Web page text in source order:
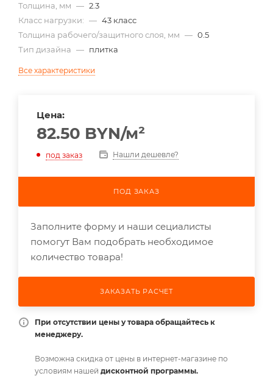
Толщина, мм — 2.3
Класс нагрузки: — 43 класс
Толщина рабочего/защитного слоя, мм — 0.5
Тип дизайна — плитка
Все характеристики
Цена:
82.50 BYN/м²
под заказ Нашли дешевле?
ПОД ЗАКАЗ
Заполните форму и наши сециалисты
помогут Вам подобрать необходимое
количество товара!
ЗАКАЗАТЬ РАСЧЕТ
При отсутствии цены у товара обращайтесь к
менеджеру.
Возможна скидка от цены в интернет-магазине по
условиям нашей дисконтной программы.